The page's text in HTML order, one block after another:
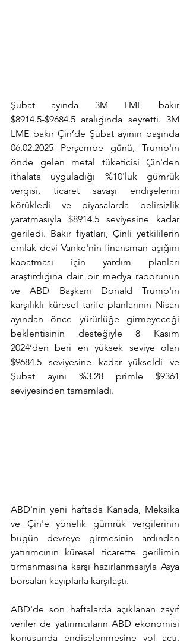
Şubat ayında 3M LME bakır
$8914.5-$9684.5 aralığında seyretti. 3M
LME bakır Çin’de Şubat ayının başında
06.02.2025 Perşembe günü, Trump'ın
önde gelen metal tüketicisi Çin'den
ithalata uyguladığı %10'luk gümrük
vergisi, ticaret savaşı endişelerini
körükledi ve piyasalarda belirsizlik
yaratmasıyla $8914.5 seviyesine kadar
geriledi. Bakır fiyatları, Çinli yetkililerin
emlak devi Vanke'nin finansman açığını
kapatması için yardım planları
araştırdığına dair bir medya raporunun
ve ABD Başkanı Donald Trump'ın
karşılıklı küresel tarife planlarının Nisan
ayından önce yürürlüğe girmeyeceği
beklentisinin desteğiyle 8 Kasım
2024’den beri en yüksek seviye olan
$9684.5 seviyesine kadar yükseldi ve
Şubat ayını %3.28 primle $9361
seviyesinden tamamladı.
ABD'nin yeni haftada Kanada, Meksika
ve Çin'e yönelik gümrük vergilerinin
bugün devreye girmesinin ardından
yatırımcının küresel ticarette gerilimin
tırmanmasına karşı hazırlanmasıyla Asya
borsaları kayıplarla karşılaştı.
ABD'de son haftalarda açıklanan zayıf
veriler de yatırımcıların ABD ekonomisi
konusunda endişelenmesine yol açtı.